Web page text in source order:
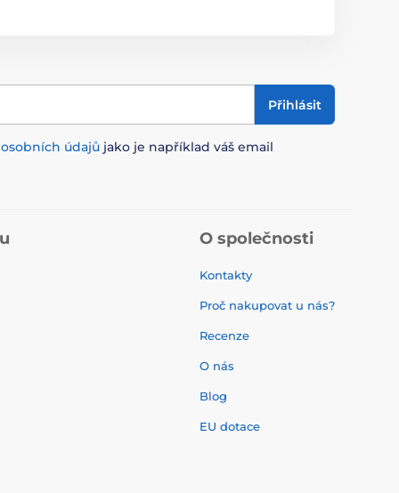
Přihlásit
osobních údajů jako je například váš email
O společnosti
Kontakty
Proč nakupovat u nás?
Recenze
O nás
Blog
EU dotace